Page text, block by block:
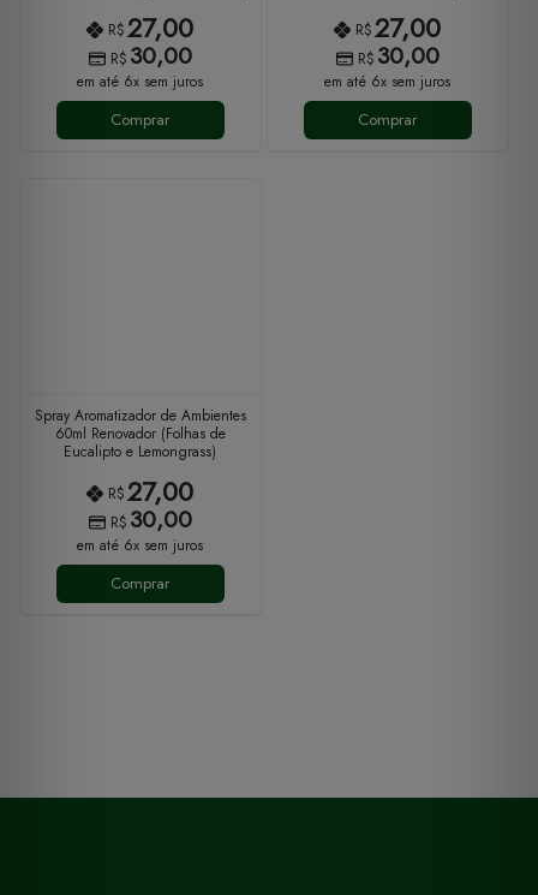
R$27,00
R$ 30,00
em até 6x sem juros
Comprar
R$27,00
R$ 30,00
em até 6x sem juros
Comprar
Spray Aromatizador de Ambientes
60ml Renovador (Folhas de
Eucalipto e Lemongrass)
R$27,00
R$ 30,00
em até 6x sem juros
Comprar